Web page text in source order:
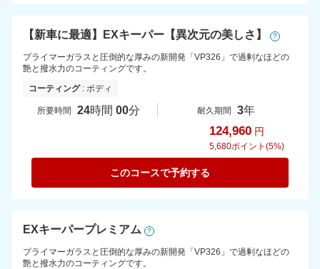
【新車に最適】EXキーパー【異次元の美しさ】 ?
プライマーガラスと圧倒的な厚みの新開発「VP326」で過剰なほどの
艶と撥水力のコーティングです。
コーティング: ボディ
所要時間 24時間 00分 耐久期間 3年
124,960 円
5,680ポイント(5%)
このコースで予約する
EXキーパープレミアム ?
プライマーガラスと圧倒的な厚みの新開発「VP326」で過剰なほどの
艶と撥水力のコーティングです。